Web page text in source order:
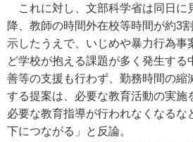
これに対し、文部科学省は同日に
降、教師の時間外在校等時間が約3
示したうえで、いじめや暴力行為事
ど学校が抱える課題が多く発生する
善等の支援も行わず、勤務時間の縮
する提案は、必要な教育活動の実施
必要な教育指導が行われなくなるな
下につながる」と反論。